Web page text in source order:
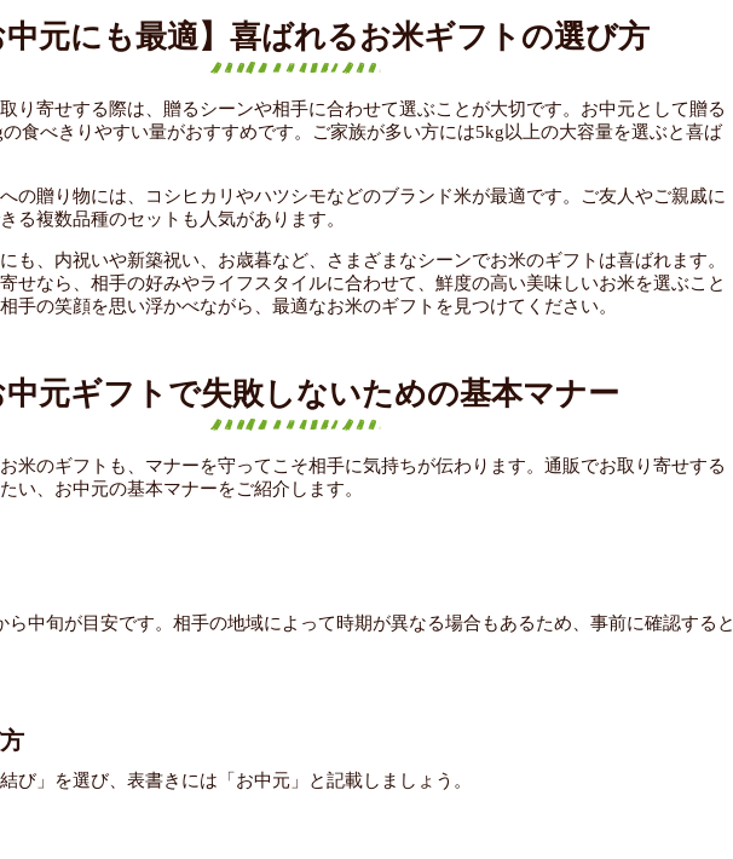
中元にも最適】喜ばれるお米ギフトの選び方
り寄せする際は、贈るシーンや相手に合わせて選ぶことが大切です。お中元として贈る
食べきりやすい量がおすすめです。ご家族が多い方には5kg以上の大容量を選ぶと喜ば
の贈り物には、コシヒカリやハツシモなどのブランド米が最適です。ご友人やご親戚に
る複数品種のセットも人気があります。
も、内祝いや新築祝い、お歳暮など、さまざまなシーンでお米のギフトは喜ばれます。
せなら、相手の好みやライフスタイルに合わせて、鮮度の高い美味しいお米を選ぶこと
手の笑顔を思い浮かべながら、最適なお米のギフトを見つけてください。
中元ギフトで失敗しないための基本マナー
米のギフトも、マナーを守ってこそ相手に気持ちが伝わります。通販でお取り寄せする
い、お中元の基本マナーをご紹介します。
ら中旬が目安です。相手の地域によって時期が異なる場合もあるため、事前に確認すると
び」を選び、表書きには「お中元」と記載しましょう。